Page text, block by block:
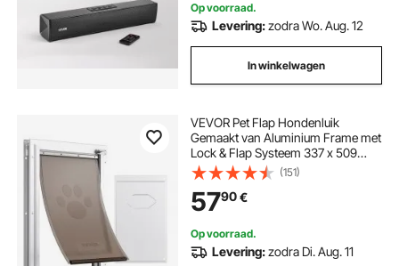
Op voorraad.
Levering:zodra Wo. Aug. 12
In winkelwagen
VEVOR Pet Flap Hondenluik
Gemaakt van Aluminium Frame met
Lock & Flap Systeem 337 x 509
mm, Weerbestendig Hondenluik
Huisdierdeur Geschikt voor Katten
Honden Kittens (Wit-L) Eenvoudige
Installatie
(151)
5790€
Op voorraad.
Levering:zodra Di. Aug. 11